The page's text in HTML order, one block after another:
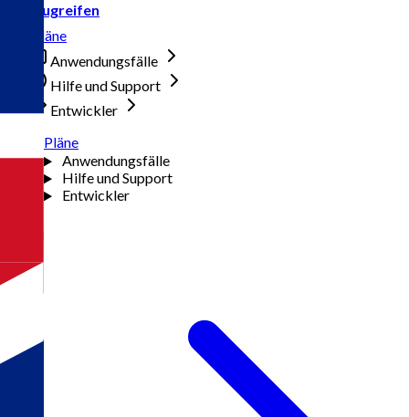
Zugreifen
Pläne
Anwendungsfälle
Hilfe und Support
Entwickler
Pläne
Anwendungsfälle
Hilfe und Support
Entwickler